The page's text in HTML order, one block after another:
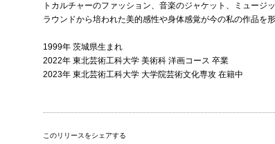
トカルチャーのファッション、音楽のジャケット、ミュー
ラウンドから培われた美的感性や身体感覚が今の私の作品を形
1999年 茨城県生まれ
2022年 東北芸術工科大学 美術科 洋画コース 卒業
2023年 東北芸術工科大学 大学院芸術文化専攻 在籍中
このリリースをシェアする